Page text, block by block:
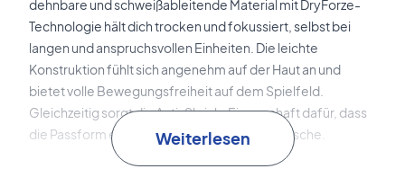
dehnbare und schweißableitende Material mit DryForze-
Technologie hält dich trocken und fokussiert, selbst bei
langen und anspruchsvollen Einheiten. Die leichte
Konstruktion fühlt sich angenehm auf der Haut an und
bietet volle Bewegungsfreiheit auf dem Spielfeld.
Gleichzeitig sorgt die Anti-Shrink-Eigenschaft dafür, dass
die Passform erhalten bleibt – Wäsche für Wäsche.
Weiterlesen